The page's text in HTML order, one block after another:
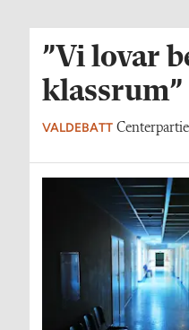
”Vi lovar
klassrum”
VALDEBATT